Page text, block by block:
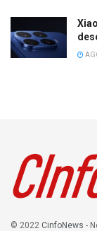
© 2022 CinfoNews -